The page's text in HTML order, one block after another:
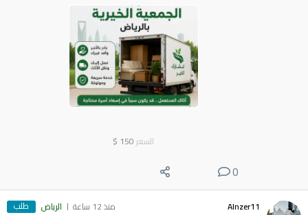
السعر 150
$
0
Alnzer11 منذ 12 ساعة الرياض طلب